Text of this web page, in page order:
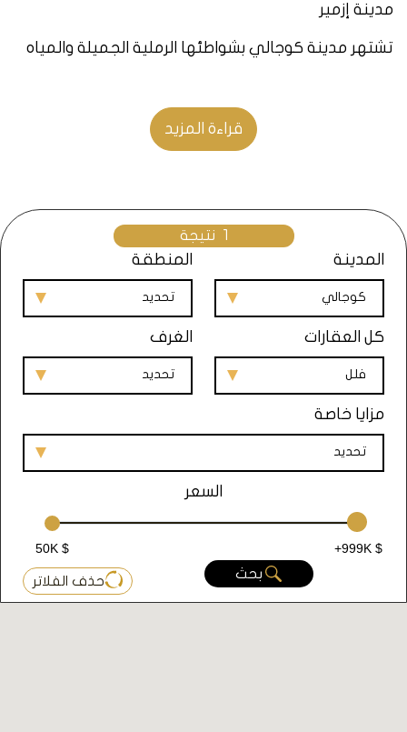
مدينة إزمير
تشتهر مدينة كوجالي بشواطئها الرملية الجميلة والمياه
والتراث التاريخي، وتجمع بين العناصر التقليدية والحديثة
في مظهرها وأسلوب حياتها.
الغوص وركوب الأمواج ورحلات القوارب. إذا كنت تبحث عن
وجهة ساحلية رائعة لقضاء عطلة ممتعة في تركيا، فإن
مدينة كوجالي قد تكون الخيار المثالي لك.
عدد السكان في مدينة كوجالي
تعداد السكان في مدينة كوجالي في تركيا يتغير بمرور
الزمن ويمكن أن يختلف من سنة إلى أخرى. وحسب بيانات
تعداد السكان في تركيا لعام
مدينة كوجالي يُقدر بحوالي
مليون نسمة.
قراءة المزيد
1 نتيجة
المدينة
كوجالي
المنطقة
تحديد
كل العقارات
فلل
الغرف
تحديد
مزايا خاصة
تحديد
السعر
50K $
+999K $
بحث
حذف الفلاتر